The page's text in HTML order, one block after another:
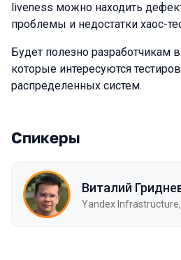
liveness можно находить
проблемы и недостатки хаос-
Будет полезно разработчикам
которые интересуются
распределенных систем.
Спикеры
Виталий
Yandex Infrastructure,